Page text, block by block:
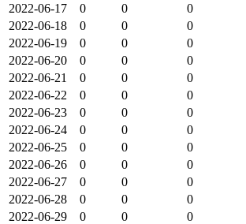
2022-06-17
0 0 0
2022-06-18
0 0 0
2022-06-19
0 0 0
2022-06-20
0 0 0
2022-06-21
0 0 0
2022-06-22
0 0 0
2022-06-23
0 0 0
2022-06-24
0 0 0
2022-06-25
0 0 0
2022-06-26
0 0 0
2022-06-27
0 0 0
2022-06-28
0 0 0
2022-06-29
0 0 0